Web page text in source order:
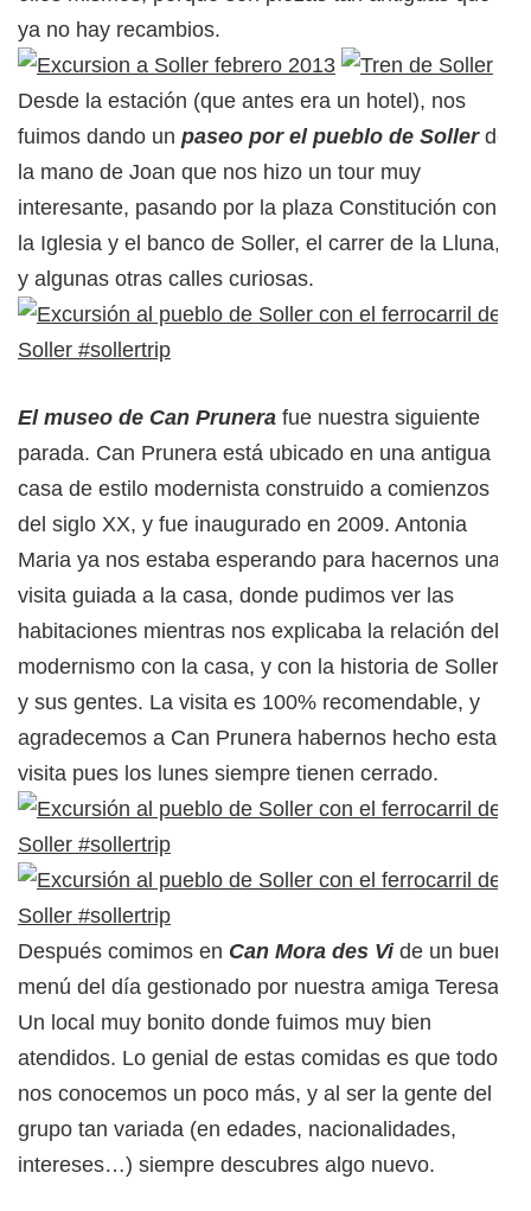
ya no hay recambios.
Desde la estación (que antes era un hotel), nos
fuimos dando un paseo por el pueblo de Sollerde
la mano de Joan que nos hizo un tour muy
interesante, pasando por la plaza Constitución con
la Iglesia y el banco de Soller, el carrer de la Lluna,
y algunas otras calles curiosas.
El museo de Can Prunera fue nuestra siguiente
parada. Can Prunera está ubicado en una antigua
casa de estilo modernista construido a comienzos
del siglo XX, y fue inaugurado en 2009. Antonia
Maria ya nos estaba esperando para hacernos una
visita guiada a la casa, donde pudimos ver las
habitaciones mientras nos explicaba la relación del
modernismo con la casa, y con la historia de Soller
y sus gentes. La visita es 100% recomendable, y
agradecemos a Can Prunera habernos hecho esta
visita pues los lunes siempre tienen cerrado.
Después comimos en Can Mora des Vide un buen
menú del día gestionado por nuestra amiga Teresa.
Un local muy bonito donde fuimos muy bien
atendidos. Lo genial de estas comidas es que todos
nos conocemos un poco más, y al ser la gente del
grupo tan variada (en edades, nacionalidades,
intereses…) siempre descubres algo nuevo.